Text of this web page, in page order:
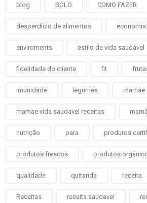
blog BOLO COMO FAZER
desperdício de alimentos
enviroments estilo de vida saudável
fidelidade do cliente fit
imunidade legumes mamae
mamae vida saudavel receitas
nutrição para produtos
produtos frescos produtos
qualidade quitanda receita.
Receitas receita saudavel